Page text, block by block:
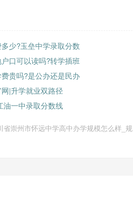
少?玉垒中学录取分数
口可以读吗?转学插班
贵吗?是公办还是民办
|升学就业双路径
油一中录取分数线
省崇州市怀远中学高中办学规模怎么样_规